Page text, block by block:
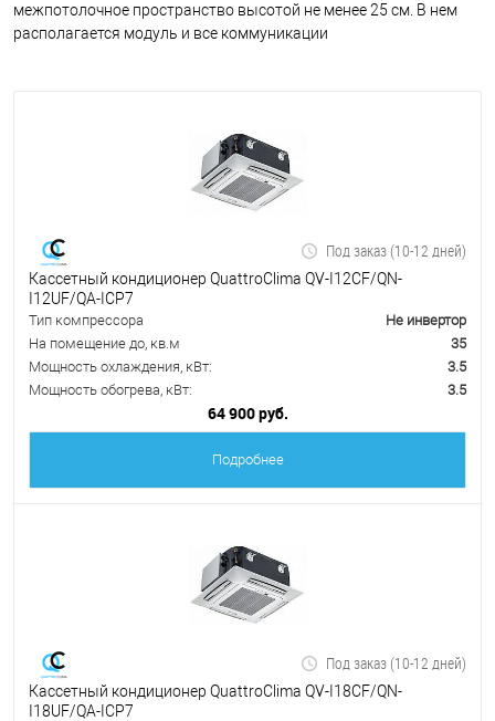
межпотолочное пространство высотой не менее 25 см. В нем
располагается модуль и все коммуникации
Под заказ (10-12 дней)
Кассетный кондиционер QuattroClima QV-I12CF/QN-
I12UF/QA-ICP7
Тип компрессора
Не инвертор
На помещение до, кв.м
35
Мощность охлаждения, кВт:
3.5
Мощность обогрева, кВт:
3.5
64 900 руб.
Подробнее
Под заказ (10-12 дней)
Кассетный кондиционер QuattroClima QV-I18CF/QN-
I18UF/QA-ICP7